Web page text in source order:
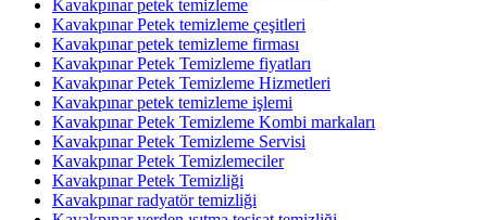
Kavakpınar petek temizleme
Kavakpınar Petek temizleme çeşitleri
Kavakpınar petek temizleme firması
Kavakpınar Petek Temizleme fiyatları
Kavakpınar Petek Temizleme Hizmetleri
Kavakpınar petek temizleme işlemi
Kavakpınar Petek Temizleme Kombi markaları
Kavakpınar Petek Temizleme Servisi
Kavakpınar Petek Temizlemeciler
Kavakpınar Petek Temizliği
Kavakpınar radyatör temizliği